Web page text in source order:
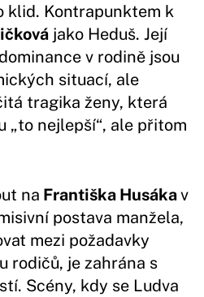
klid. Kontrapunktem k
jako Heduš. Její
v rodině jsou
situací, ale
tragika ženy, která
„to nejlepší“, ale přitom
na Františka Husákav
postava manžela,
mezi požadavky
rodičů, je zahrána s
Scény, kdy se Ludva